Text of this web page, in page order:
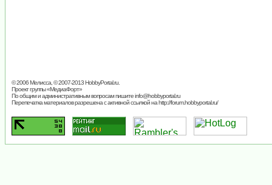
© 2006 Мелисса, © 2007-2013HobbyPortal.ru
Проект группы «МедиаФорт»
По общим и административным вопросам пишитеinfo@hobbyportal.ru
Перепечатка материалов разрешена с активной ссылкой на http://forum.hobbyportal.ru/